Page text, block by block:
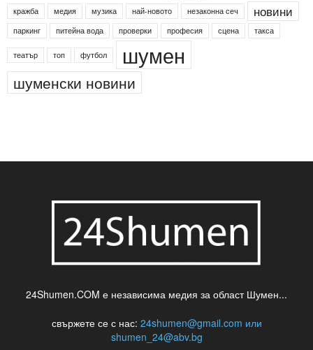
кражба медия музика най-новото незаконна сеч новини
паркинг питейна вода проверки професия сцена такса
театър топ футбол шумен
шуменски новини
24Shumen.COM е независима медия за област Шумен...
свържете се с нас: 24shumen@gmail.com или
shumen_24@abv.bg